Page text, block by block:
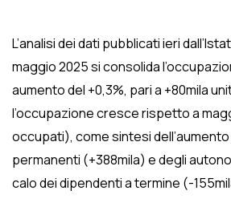
L’analisi dei dati pubblicati ieri
maggio 2025 si consolida
aumento del +0,3%, pari a +80mila
l’occupazione cresce rispetto a
occupati), come sintesi
permanenti (+388mila) e degli
calo dei dipendenti a termine (-